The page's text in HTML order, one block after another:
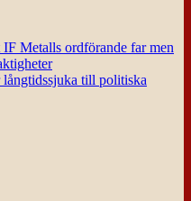
Metalls ordförande far men
till politiska